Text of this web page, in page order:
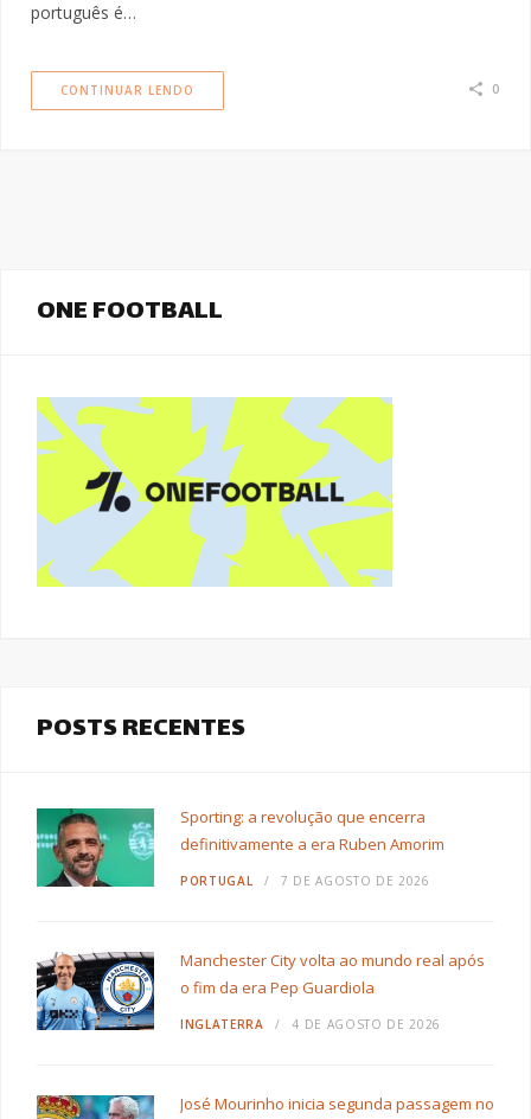
português é…
CONTINUAR LENDO 0
ONE FOOTBALL
POSTS RECENTES
Sporting: a revolução que encerra
definitivamente a era Ruben Amorim
PORTUGAL 7 DE AGOSTO DE 2026
Manchester City volta ao mundo real após
o fim da era Pep Guardiola
INGLATERRA 4 DE AGOSTO DE 2026
José Mourinho inicia segunda passagem no